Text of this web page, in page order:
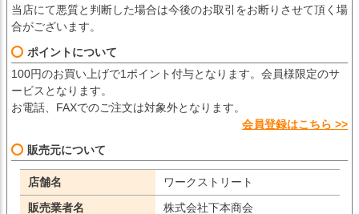
当店にて悪質と判断した場合は今後のお取引をお断りさせて頂く場
合がございます。
ポイントについて
100円のお買い上げで1ポイント付与となります。会員様限定のサ
ービスとなります。
お電話、FAXでのご注文は対象外となります。
会員登録はこちら >>
販売元について
店舗名
ワークストリート
販売業者名
株式会社下本商会